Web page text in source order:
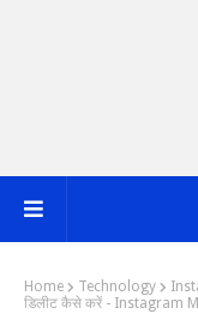
Home Technology
डिलीट कैसे करें - Instagram